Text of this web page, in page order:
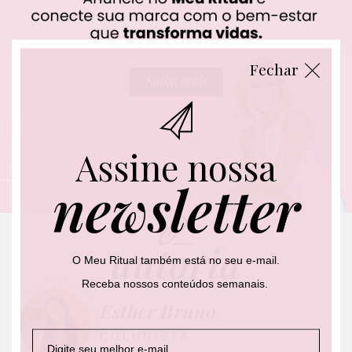
autoria
Fechar
Assine nossa
newsletter
O Meu Ritual também está no seu e-mail.
Receba nossos conteúdos semanais.